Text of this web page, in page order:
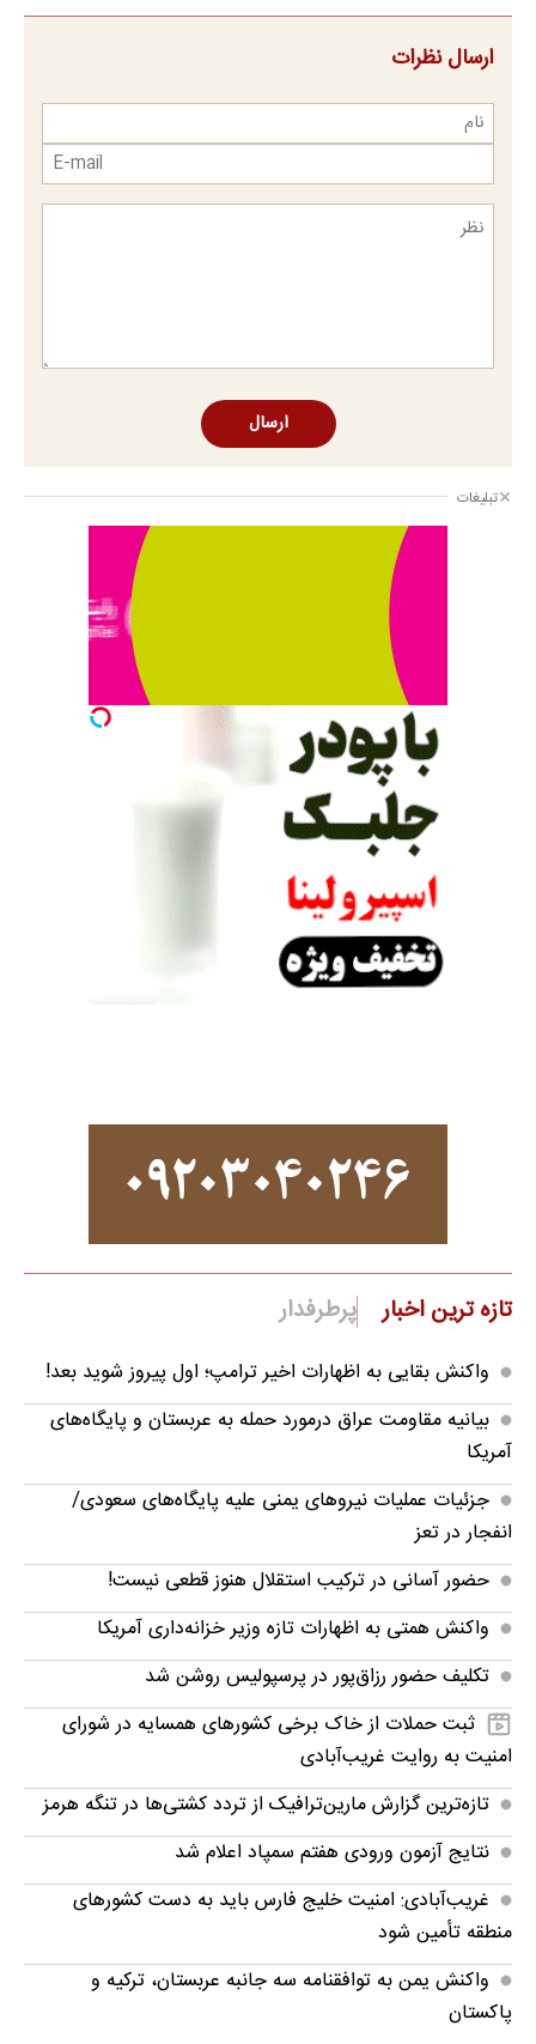
ارسال نظرات
ارسال
تبلیغات
تازه ترین اخبار پرطرفدار
واکنش بقایی به اظهارات اخیر ترامپ؛ اول پیروز شوید بعد!
بیانیه مقاومت عراق درمورد حمله به عربستان و پایگاه‌های
آمریکا
جزئیات عملیات نیروهای یمنی علیه پایگاه‌های سعودی/
انفجار در تعز
حضور آسانی در ترکیب استقلال هنوز قطعی نیست!
واکنش همتی به اظهارات تازه وزیر خزانه‌داری آمریکا
تکلیف حضور رزاق‌پور در پرسپولیس روشن شد
ثبت حملات از خاک برخی کشورهای همسایه در شورای
امنیت به روایت غریب‌آبادی
تازه‌ترین گزارش مارین‌ترافیک از تردد کشتی‌ها در تنگه هرمز
نتایج آزمون ورودی هفتم سمپاد اعلام شد
غریب‌آبادی: امنیت خلیج فارس باید به دست کشورهای
منطقه تأمین شود
واکنش یمن به توافقنامه سه جانبه عربستان، ترکیه و
پاکستان